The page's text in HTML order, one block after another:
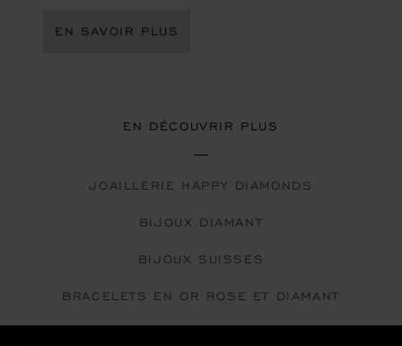
EN SAVOIR PLUS
EN DÉCOUVRIR PLUS
JOAILLERIE HAPPY DIAMONDS
BIJOUX DIAMANT
BIJOUX SUISSES
BRACELETS EN OR ROSE ET DIAMANT